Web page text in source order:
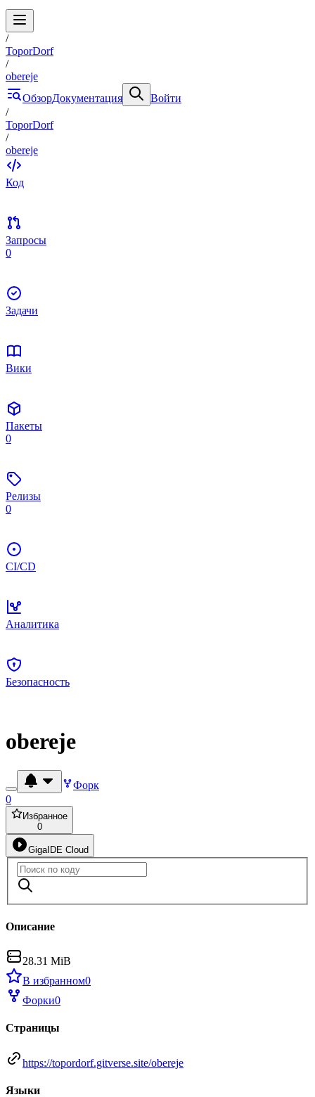
/
ToporDorf
/
obereje
ОбзорДокументация
Войти
/
ToporDorf
/
obereje
Код
Запросы
0
Задачи
Вики
Пакеты
0
Релизы
0
CI/CD
Аналитика
Безопасность
obereje
Форк
0
Избранное
0
GigaIDE Cloud
Описание
28.31 MiB
В избранном0
Форки0
Страницы
https://topordorf.gitverse.site/obereje
Языки